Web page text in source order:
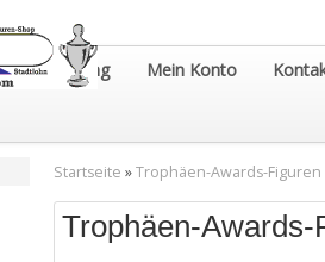
Shop Gosling Mein Konto
Startseite »Trophäen-Awards-Figuren
Trophäen-Awards-